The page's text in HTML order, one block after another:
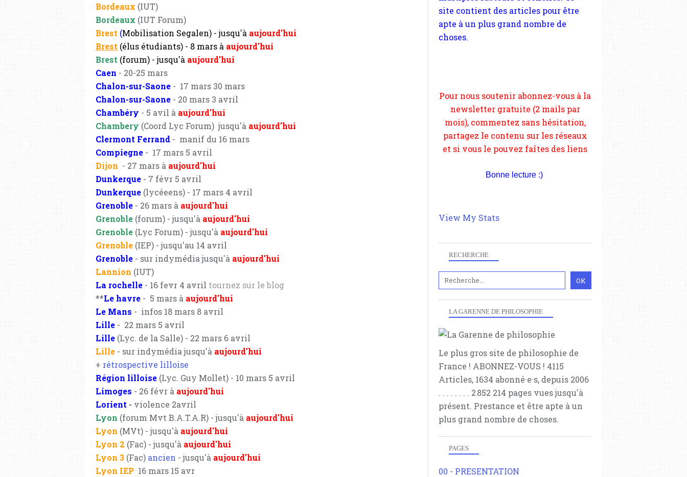
Bordeaux (IUT)
Bordeaux (IUT Forum)
Brest (Mobilisation Segalen) - jusqu'à aujourd'hui
Brest (élus étudiants) - 8 mars à aujourd'hui
Brest (forum) -jusqu'à aujourd'hui
Caen - 20-25 mars
Chalon-sur-Saone - 17 mars 30 mars
Chalon-sur-Saone - 20 mars 3 avril
Chambéry - 5 avil à aujourd'hui
Chambery (Coord Lyc Forum) jusqu'à aujourd'hui
Clermont Ferrand - manif du 16 mars
Compiegne - 17 mars 5 avril
Dijon - 27 mars à aujourd'hui
Dunkerque - 7 févr 5 avril
Dunkerque (lycéeens) - 17 mars 4 avril
Grenoble - 26 mars à aujourd'hui
Grenoble (forum) - jusqu'à aujourd'hui
Grenoble (Lyc Forum) - jusqu'à aujourd'hui
Grenoble (IEP) - jusqu'au 14 avril
Grenoble - sur indymédia jusqu'à aujourd'hui
Lannion (IUT)
La rochelle - 16 fevr 4 avril tournez sur le blog
**Le havre - 5 mars à aujourd'hui
Le Mans - infos 18 mars 8 avril
Lille - 22 mars 5 avril
Lille (Lyc. de la Salle) - 22 mars 6 avril
Lille - sur indymédia jusqu'à aujourd'hui
+ rétrospective lilloise
Région lilloise (Lyc. Guy Mollet) - 10 mars 5 avril
Limoges - 26 févr à aujourd'hui
Lorient - violence 2avril
Lyon (forum Mvt B.A.T.A.R) - jusqu'à aujourd'hui
Lyon (MVt) - jusqu'à aujourd'hui
Lyon 2 (Fac) - jusqu'à aujourd'hui
Lyon 3 (Fac) ancien - jusqu'à aujourd'hui
Lyon IEP 16 mars 15 avr
RECHERCHE
LA GARENNE DE PHILOSOPHIE
Le plus gros site de philosophie de
France ! ABONNEZ-VOUS ! 4115
Articles, 1634 abonné·e·s, depuis 2006
. . . . . . . . 2 852 214 pages vues jusqu'à
présent. Prestance et être apte à un
plus grand nombre de choses.
PAGES
00 - PRESENTATION
partagez le contenu sur les réseaux
et si vous le pouvez faîtes des liens
depuis votre site.
Bonne lecture :)
View My Stats